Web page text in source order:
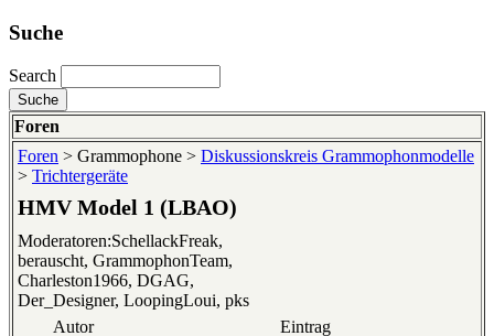
Suche
Search
Foren
Foren > Grammophone > Diskussionskreis Grammophonmodelle
> Trichtergeräte
HMV Model 1 (LBAO)
Moderatoren:SchellackFreak,
berauscht, GrammophonTeam,
Charleston1966, DGAG,
Der_Designer, LoopingLoui, pks
Autor
Eintrag